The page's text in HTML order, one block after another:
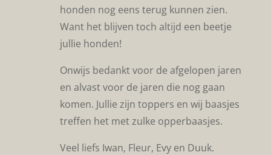
honden nog eens terug kunnen zien.
Want het blijven toch altijd een beetje
jullie honden!
Onwijs bedankt voor de afgelopen jaren
en alvast voor de jaren die nog gaan
komen. Jullie zijn toppers en wij baasjes
treffen het met zulke opperbaasjes.
Veel liefs Iwan, Fleur, Evy en Duuk.